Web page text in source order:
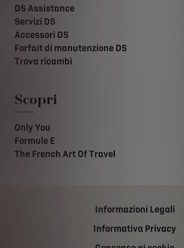
DS Assistance
Servizi DS
Accessori DS
Forfait di manutenzione DS
Trova ricambi
Scopri
Only You
Formule E
The French Art Of Travel
Informazioni Legali
Informativa Privacy